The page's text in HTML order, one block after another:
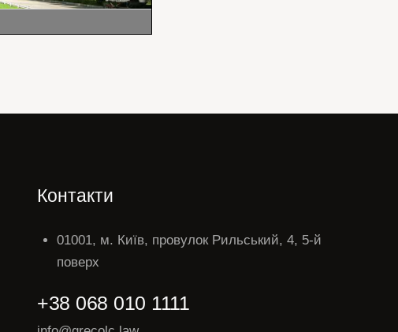
Контакти
01001, м. Київ, провулок Рильський, 4, 5-й
поверх
+38 068 010 1111